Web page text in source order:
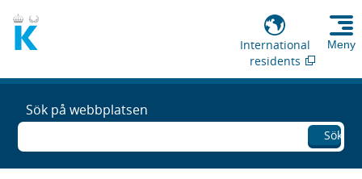
International
residents
Meny
Sök på webbplatsen
Sök